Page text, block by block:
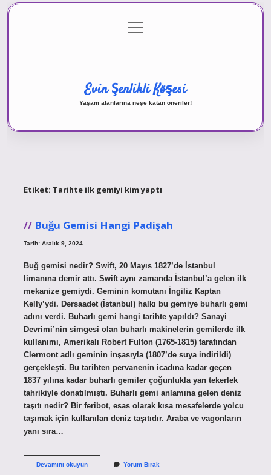
Gizlilik Politikası
menüyü
aç
Evin Şenlikli Köşesi
Yaşam alanlarına neşe katan öneriler!
Etiket: Tarihte ilk gemiyi kim yaptı
Buğu Gemisi Hangi Padişah
Tarih: Aralık 9, 2024
Buğ gemisi nedir? Swift, 20 Mayıs 1827’de İstanbul
limanına demir attı. Swift aynı zamanda İstanbul’a gelen ilk
mekanize gemiydi. Geminin komutanı İngiliz Kaptan
Kelly’ydi. Dersaadet (İstanbul) halkı bu gemiye buharlı gemi
adını verdi. Buharlı gemi hangi tarihte yapıldı? Sanayi
Devrimi’nin simgesi olan buharlı makinelerin gemilerde ilk
kullanımı, Amerikalı Robert Fulton (1765-1815) tarafından
Clermont adlı geminin inşasıyla (1807’de suya indirildi)
gerçekleşti. Bu tarihten pervanenin icadına kadar geçen
1837 yılına kadar buharlı gemiler çoğunlukla yan tekerlek
tahrikiyle donatılmıştı. Buharlı gemi anlamına gelen deniz
taşıtı nedir? Bir feribot, esas olarak kısa mesafelerde yolcu
taşımak için kullanılan deniz taşıtıdır. Araba ve vagonların
yanı sıra…
Devamını okuyunBuğu
Yorum Bırak